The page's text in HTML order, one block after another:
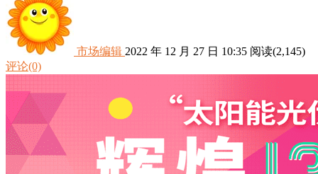
市场编辑 2022 年 12 月 27 日 10:35 阅读(2,145)
评论(0)